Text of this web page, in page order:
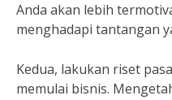
Anda akan lebih
menghadapi tantangan
Kedua, lakukan riset
memulai bisnis.